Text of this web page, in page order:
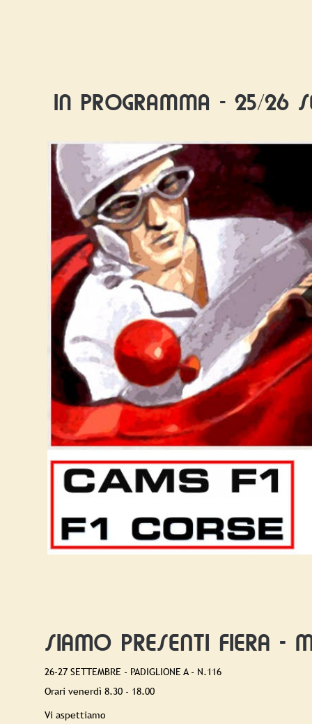
SIAMO PRESENTI FIERA -
26-27 SETTEMBRE - PADIGLIONE A - N.116
Orari venerdì 8.30 - 18.00
Vi aspettiamo
IN PROGRAMMA - 25/26